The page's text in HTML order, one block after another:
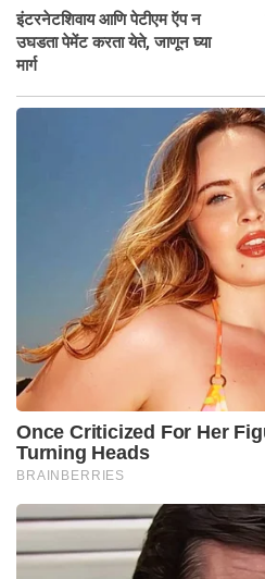
इंटरनेटशिवाय आणि पेटीएम ऍप न
उघडता पेमेंट करता येते, जाणून घ्या
मार्ग